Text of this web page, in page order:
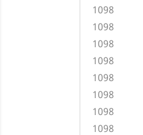
1098
1098
1098
1098
1098
1098
1098
1098